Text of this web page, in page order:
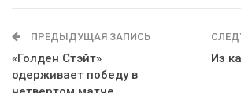
ПРЕДЫДУЩАЯ ЗАПИСЬ
«Голден Стэйт»
одерживает победу в
Из